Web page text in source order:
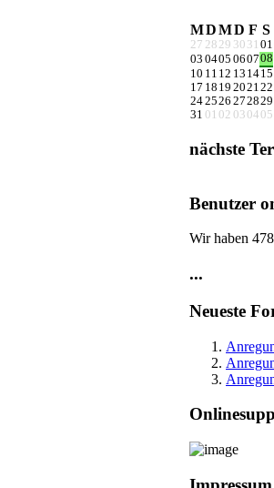
MDMD F S
27 28 29 30 31 01
03 0405 060708
10 11 12 13 1415
17 18 19 202122
242526 272829
31 01 02 03 04 05
nächste
Benutzer
Wir haben
...
Neueste